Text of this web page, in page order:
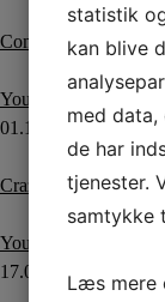
Come Dance With
YouTube
01.10.2019
Crazy Amigo
YouTube
17.09.2019
statistik
kan blive
med
de har
tjenester.
samtykke
Læs mere